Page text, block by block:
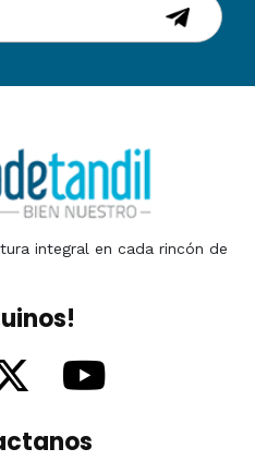
integral en cada rincón de